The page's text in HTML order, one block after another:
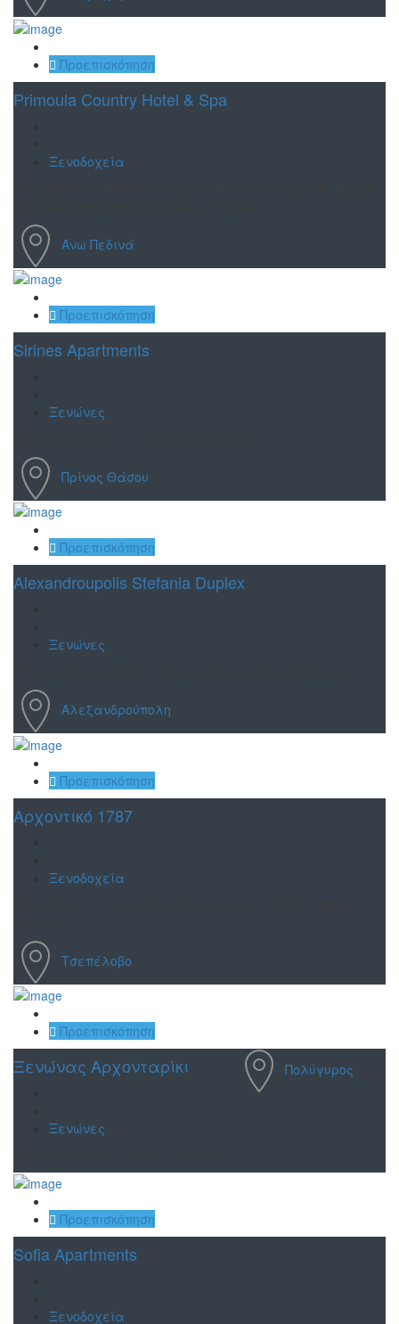
Προεπισκόπηση
Primoula Country Hotel & Spa
Ξενοδοχεία
Άνω Πεδινά
Προεπισκόπηση
Sirines Apartments
Ξενώνες
Πρίνος Θάσου
Προεπισκόπηση
Alexandroupolis Stefania Duplex
Ξενώνες
Αλεξανδρούπολη
Προεπισκόπηση
Αρχοντικό 1787
Ξενοδοχεία
Τσεπέλοβο
Προεπισκόπηση
Ξενώνας Αρχονταρίκι
Ξενώνες
Πολύγυρος
Προεπισκόπηση
Sofia Apartments
Ξενοδοχεία